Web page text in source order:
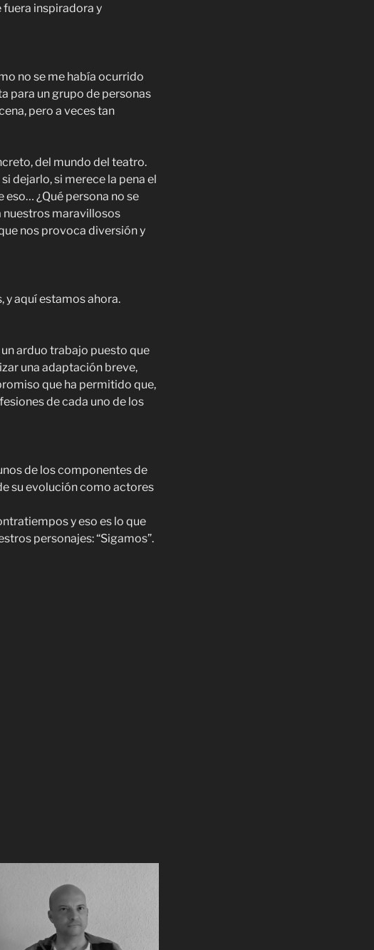
inspiradora y
no se me había ocurrido
para un grupo de personas
pero a veces tan
del mundo del teatro.
dejarlo, si merece la pena el
¿Qué persona no se
nuestros maravillosos
nos provoca diversión y
y aquí estamos ahora.
arduo trabajo puesto que
una adaptación breve,
que ha permitido que,
de cada uno de los
de los componentes de
su evolución como actores
y eso es lo que
personajes: “Sigamos”.